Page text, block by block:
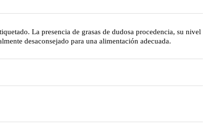
La presencia de grasas de dudosa procedencia, su nivel
desaconsejado para una alimentación adecuada.